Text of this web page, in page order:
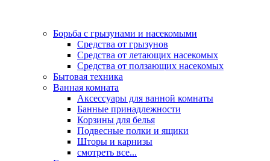
Борьба с грызунами и насекомыми
Средства от грызунов
Средства от летающих насекомых
Средства от ползающих насекомых
Бытовая техника
Ванная комната
Аксессуары для ванной комнаты
Банные принадлежности
Корзины для белья
Подвесные полки и ящики
Шторы и карнизы
смотреть все...